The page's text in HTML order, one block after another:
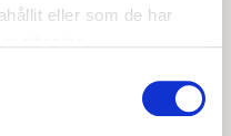
eller som de har
att det återkallas